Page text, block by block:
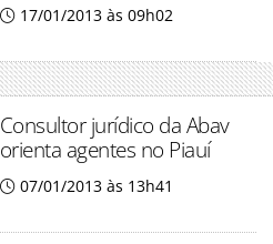
17/01/2013 às 09h02
Consultor jurídico da Abav
orienta agentes no Piauí
07/01/2013 às 13h41